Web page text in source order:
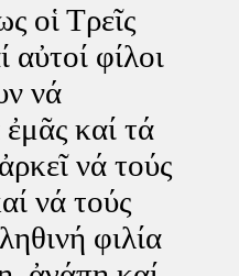
οἱ Τρεῖς
αὐτοί φίλοι
νά
ἐμᾶς καί τά
νά τούς
νά τούς
φιλία